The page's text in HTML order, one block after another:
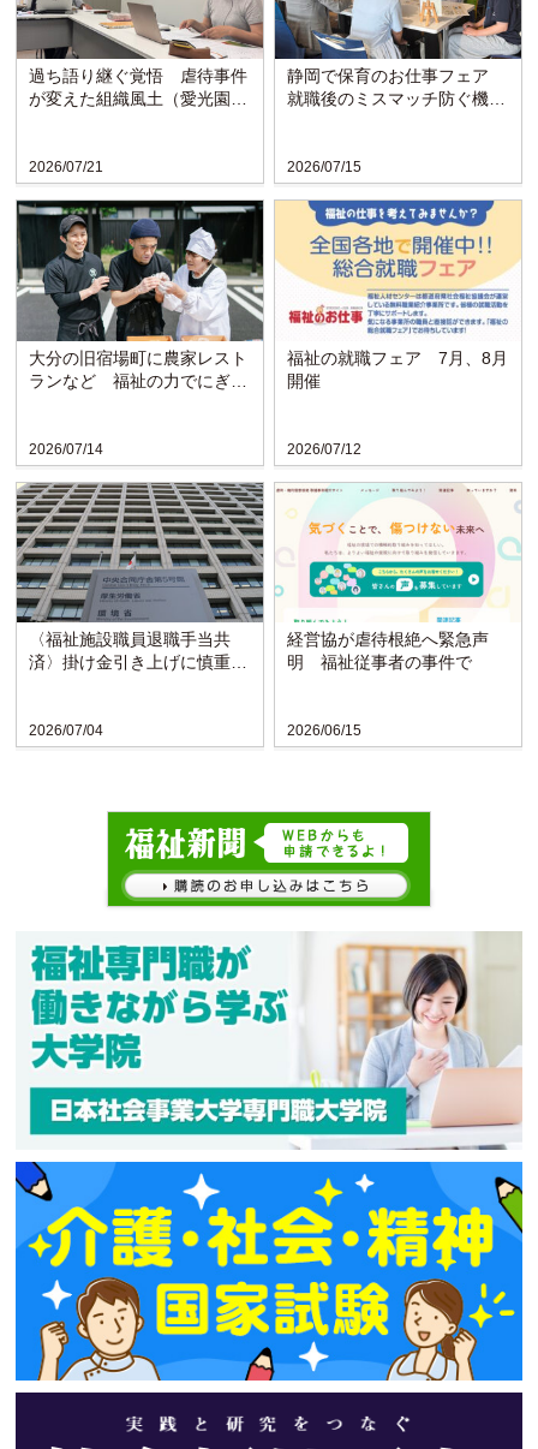
2026/07/21
過ち語り継ぐ覚悟 虐待事件
が変えた組織風土（愛光園・
2026/07/15
静岡で保育のお仕事フェア
就職後のミスマッチ防ぐ機会
2026/07/14
大分の旧宿場町に農家レスト
ランなど 福祉の力でにぎわ
2026/07/12
福祉の就職フェア 7月、8月
開催
2026/07/04
〈福祉施設職員退職手当共
済〉掛け金引き上げに慎重な
2026/06/15
経営協が虐待根絶へ緊急声
明 福祉従事者の事件で